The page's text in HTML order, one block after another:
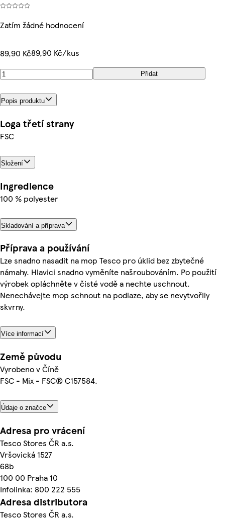
Zatím žádné hodnocení
89,90 Kč89,90 Kč/kus
Přidat
Popis produktu
Loga třetí strany
FSC
Složení
Ingredience
100 % polyester
Skladování a příprava
Příprava a používání
Lze snadno nasadit na mop Tesco pro úklid bez zbytečné
námahy. Hlavici snadno vyměníte našroubováním. Po použití
výrobek opláchněte v čisté vodě a nechte uschnout.
Nenechávejte mop schnout na podlaze, aby se nevytvořily
skvrny.
Více informací
Země původu
Vyrobeno v Číně
FSC - Mix - FSC® C157584.
Údaje o značce
Adresa pro vrácení
Tesco Stores ČR a.s.
Vršovická 1527
68b
100 00 Praha 10
Infolinka: 800 222 555
Adresa distributora
Tesco Stores ČR a.s.